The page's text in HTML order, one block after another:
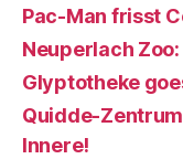
Pac-Man frisst
Neuperlach
Glyptotheke
Quidde-
Innere!